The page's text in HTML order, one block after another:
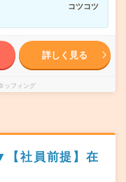
コツコツ
詳しく見る
ッフィング
社員前提】在